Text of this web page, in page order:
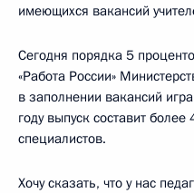
имеющихся вакансий
Сегодня порядка 5
«Работа России»
в заполнении вакансий
году выпуск составит
специалистов.
Хочу сказать, что у нас